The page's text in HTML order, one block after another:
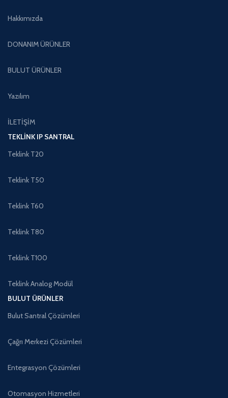
Hakkımızda
DONANIM ÜRÜNLER
BULUT ÜRÜNLER
Yazılım
İLETİŞİM
TEKLINK IP SANTRAL
Teklink T20
Teklink T50
Teklink T60
Teklink T80
Teklink T100
Teklink Analog Modül
BULUT ÜRÜNLER
Bulut Santral Çözümleri
Çağrı Merkezi Çözümleri
Entegrasyon Çözümleri
Otomasyon Hizmetleri